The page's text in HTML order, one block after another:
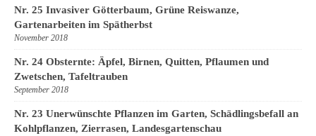
Nr. 25 Invasiver Götterbaum, Grüne Reiswanze,
Gartenarbeiten im Spätherbst
November 2018
Nr. 24 Obsternte: Äpfel, Birnen, Quitten, Pflaumen und
Zwetschen, Tafeltrauben
September 2018
Nr. 23 Unerwünschte Pflanzen im Garten, Schädlingsbefall an
Kohlpflanzen, Zierrasen, Landesgartenschau